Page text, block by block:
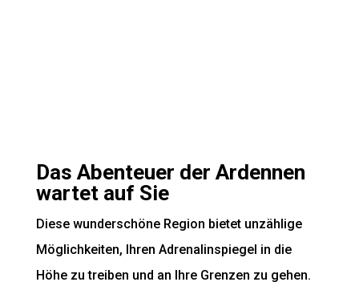
Das Abenteuer der Ardennen
wartet auf Sie
Diese wunderschöne Region bietet unzählige
Möglichkeiten, Ihren Adrenalinspiegel in die
Höhe zu treiben und an Ihre Grenzen zu gehen.